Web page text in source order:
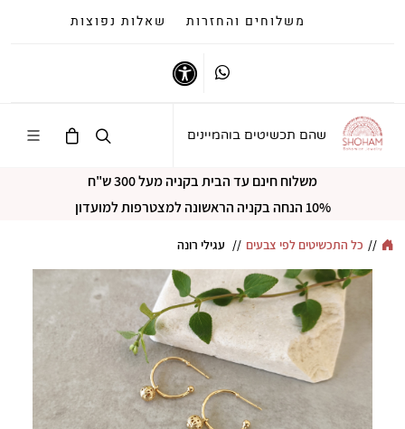
משלוחים והחזרות שאלות נפוצות
Whatsapp
שהם תכשיטים בוהמיינים
משלוח חינם עד הבית בקניה מעל 300 ש"ח
10% הנחה בקניה הראשונה למצטרפות למועדון
// כל התכשיטים לפי צבעים // עגילי רונה